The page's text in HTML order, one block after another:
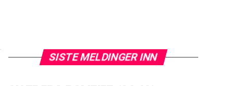
SISTE MELDINGER INN